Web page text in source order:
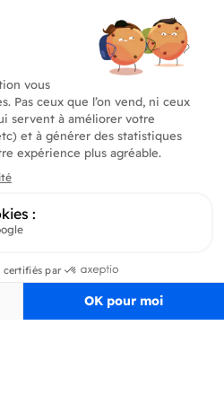
de toutes les dernières nouveautés de